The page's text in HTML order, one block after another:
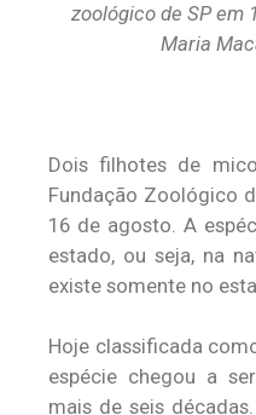
zoológico de SP em
Maria
Dois filhotes de
Fundação Zoológico
16 de agosto. A
estado, ou seja, na
existe somente no
Hoje classificada
espécie chegou a
mais de seis